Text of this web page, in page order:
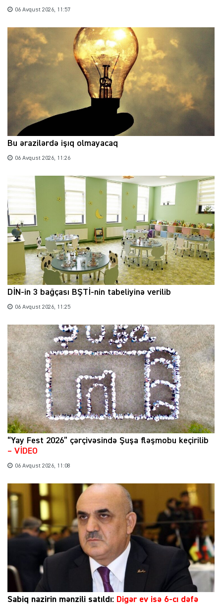
06 Avqust 2026, 11:57
Bu ərazilərdə işıq olmayacaq
06 Avqust 2026, 11:26
DİN-in 3 bağçası BŞTİ-nin tabeliyinə verilib
06 Avqust 2026, 11:25
“Yay Fest 2026” çərçivəsində Şuşa fləşmobu keçirilib
– VİDEO
06 Avqust 2026, 11:08
Sabiq nazirin mənzili satıldı: Digər ev isə 6-cı dəfə